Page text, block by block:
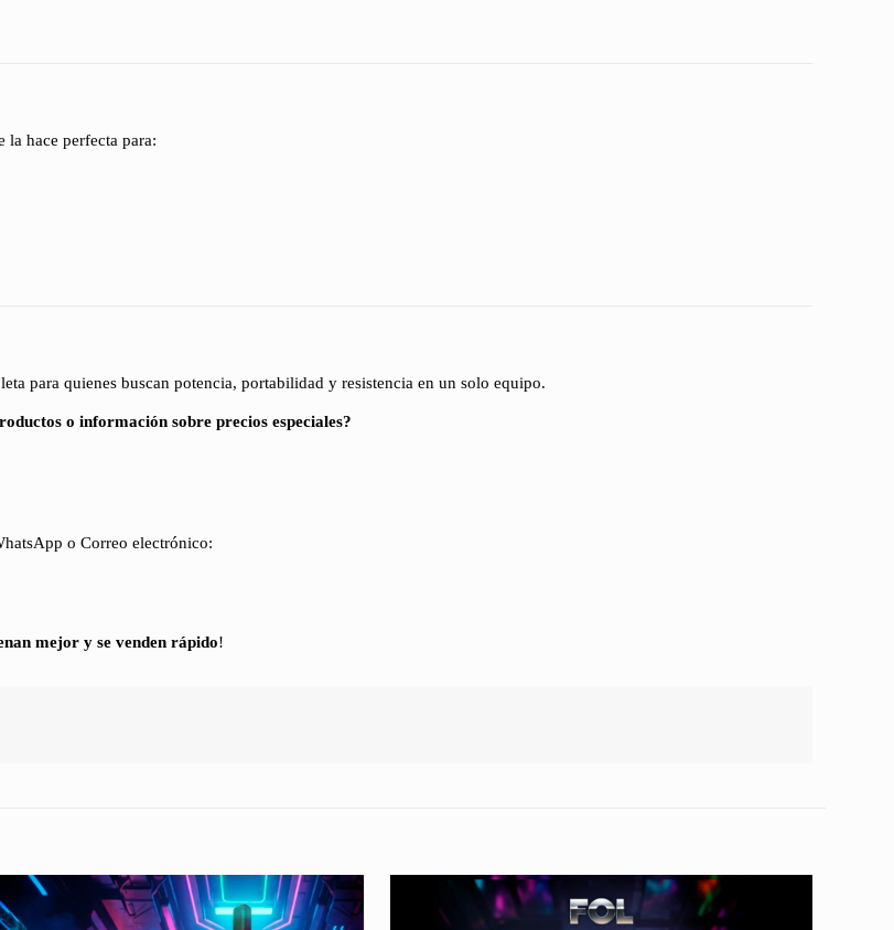
la hace perfecta para:
para quienes buscan potencia, portabilidad y resistencia en un solo equipo.
o información sobre precios especiales?
o Correo electrónico:
mejor y se venden rápido!